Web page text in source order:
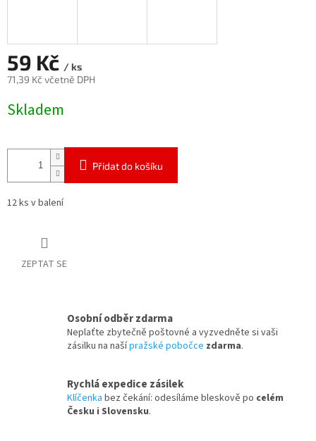
59 Kč / ks
71,39 Kč včetně DPH
cena:
Skladem
Přidat do košíku
12 ks v balení
ZEPTAT SE
Osobní odběr zdarma
Neplaťte zbytečně poštovné a vyzvedněte si vaši
zásilku na našípražské pobočce zdarma.
Rychlá expedice zásilek
Klíčenka bez čekání: odesíláme bleskově po celém
Česku i Slovensku.